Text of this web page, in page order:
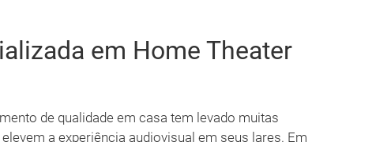
em Home Theater
de qualidade em casa tem levado muitas
a experiência audiovisual em seus lares. Em